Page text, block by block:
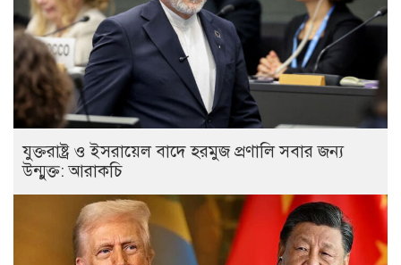
যুক্তরাষ্ট্র ও ইসরায়েল বাদে হরমুজ প্রণালি সবার জন্য
উন্মুক্ত: আরাকচি